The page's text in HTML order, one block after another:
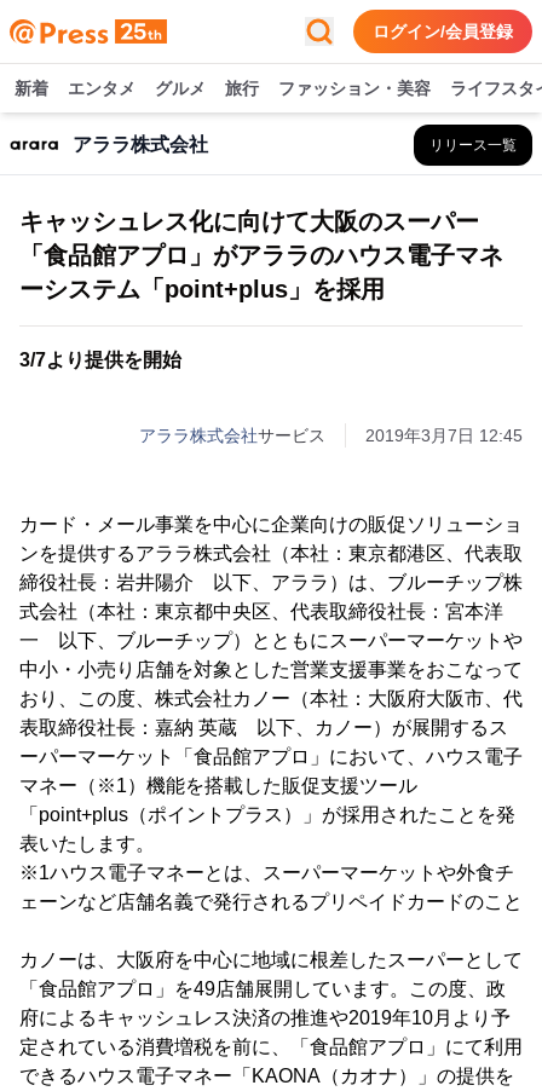
ログイン/会員登録
新着 エンタメ グルメ 旅行 ファッション・美容 ライフスタ
アララ株式会社 リリース一覧
キャッシュレス化に向けて大阪のスーパー
「食品館アプロ」がアララのハウス電子マネ
ーシステム「point+plus」を採用
3/7より提供を開始
アララ株式会社サービス 2019年3月7日 12:45
カード・メール事業を中心に企業向けの販促ソリューショ
ンを提供するアララ株式会社（本社：東京都港区、代表取
締役社長：岩井陽介 以下、アララ）は、ブルーチップ株
式会社（本社：東京都中央区、代表取締役社長：宮本洋
一 以下、ブルーチップ）とともにスーパーマーケットや
中小・小売り店舗を対象とした営業支援事業をおこなって
おり、この度、株式会社カノー（本社：大阪府大阪市、代
表取締役社長：嘉納 英蔵 以下、カノー）が展開するス
ーパーマーケット「食品館アプロ」において、ハウス電子
マネー（※1）機能を搭載した販促支援ツール
「point+plus（ポイントプラス）」が採用されたことを発
表いたします。
※1ハウス電子マネーとは、スーパーマーケットや外食チ
ェーンなど店舗名義で発行されるプリペイドカードのこと
カノーは、大阪府を中心に地域に根差したスーパーとして
「食品館アプロ」を49店舗展開しています。この度、政
府によるキャッシュレス決済の推進や2019年10月より予
定されている消費増税を前に、「食品館アプロ」にて利用
できるハウス電子マネー「KAONA（カオナ）」の提供を